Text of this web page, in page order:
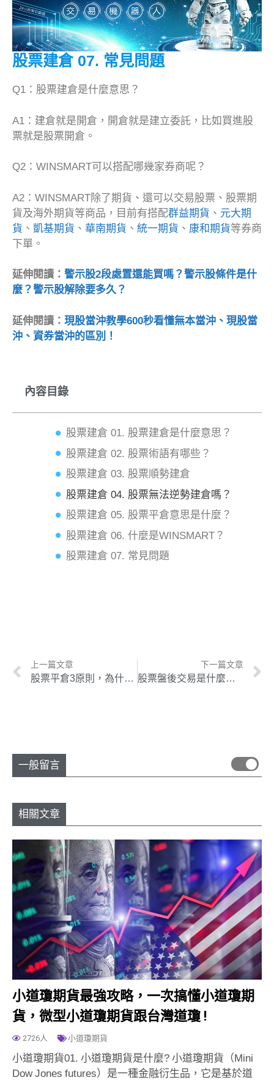
股票建倉07. 常見問題
Q1：股票建倉是什麼意思？
A1：建倉就是開倉，開倉就是建立委託，比如買進股
票就是股票開倉。
Q2：WINSMART可以搭配哪幾家券商呢？
A2：WINSMART除了期貨、還可以交易股票、股票期
貨及海外期貨等商品，目前有搭配群益期貨 、 元大期
貨 、 凱基期貨 、 華南期貨 、 統一期貨 、 康和期貨等券商
下單。
延伸閱讀： 警示股2段處置還能買嗎？警示股條件是什
麼？警示股解除要多久？
延伸閱讀： 現股當沖教學600秒看懂無本當沖、現股當
沖、資券當沖的區別！
內容目錄
股票建倉 01. 股票建倉是什麼意思？
股票建倉 02. 股票術語有哪些？
股票建倉 03. 股票順勢建倉
股票建倉 04. 股票無法逆勢建倉嗎？
股票建倉 05. 股票平倉意思是什麼？
股票建倉 06. 什麼是WINSMART？
股票建倉 07. 常見問題
上一篇文章
股票平倉3原則，為什麼要平倉？從常見的平倉策略看懂何時該平倉！
下一篇文章
股票盤後交易是什麼意思？3分鐘明白台股盤後交易的利弊！
一般留言
相關文章
小道瓊期貨最強攻略，一次搞懂小道瓊期
貨，微型小道瓊期貨跟台灣道瓊 !
2726人 小道瓊期貨
小道瓊期貨01. 小道瓊期貨是什麼? 小道瓊期貨（Mini
Dow Jones futures）是一種金融衍生品，它是基於道